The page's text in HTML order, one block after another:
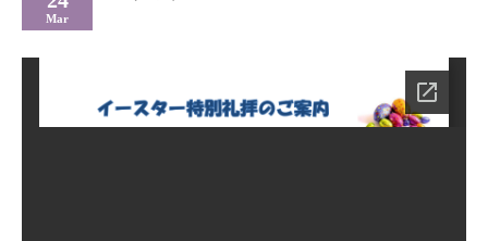
Mar